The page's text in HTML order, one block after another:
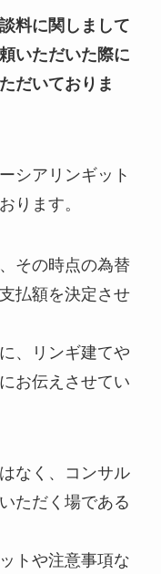
料に関しまして
いただいた際に
だいておりま
シアリンギット
ります。
その時点の為替
払額を決定させ
、リンギ建てや
お伝えさせてい
なく、コンサル
ただく場である
トや注意事項な